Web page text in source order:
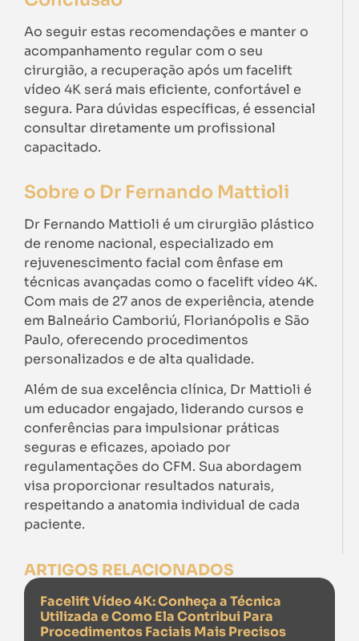
Ao seguir estas recomendações e manter o
acompanhamento regular com o seu
cirurgião, a recuperação após um facelift
vídeo 4K será mais eficiente, confortável e
segura. Para dúvidas específicas, é essencial
consultar diretamente um profissional
capacitado.
Sobre o Dr Fernando Mattioli
Dr Fernando Mattioli é um cirurgião plástico
de renome nacional, especializado em
rejuvenescimento facial com ênfase em
técnicas avançadas como o facelift vídeo 4K.
Com mais de 27 anos de experiência, atende
em Balneário Camboriú, Florianópolis e São
Paulo, oferecendo procedimentos
personalizados e de alta qualidade.
Além de sua excelência clínica, Dr Mattioli é
um educador engajado, liderando cursos e
conferências para impulsionar práticas
seguras e eficazes, apoiado por
regulamentações do CFM. Sua abordagem
visa proporcionar resultados naturais,
respeitando a anatomia individual de cada
paciente.
ARTIGOS RELACIONADOS
Facelift Vídeo 4K: Conheça a Técnica
Utilizada e Como Ela Contribui Para
Procedimentos Faciais Mais Precisos